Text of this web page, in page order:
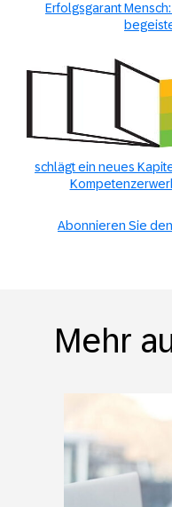
Erfolgsgarant
schlägt ein neues
Abonnieren Sie
Mehr